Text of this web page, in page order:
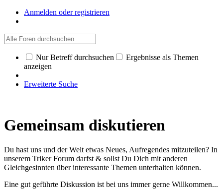
Anmelden oder registrieren
Nur Betreff durchsuchen
Ergebnisse als Themen
anzeigen
Erweiterte Suche
Gemeinsam diskutieren
Du hast uns und der Welt etwas Neues, Aufregendes mitzuteilen? In
unserem Triker Forum darfst & sollst Du Dich mit anderen
Gleichgesinnten über interessante Themen unterhalten können.
Eine gut geführte Diskussion ist bei uns immer gerne Willkommen...